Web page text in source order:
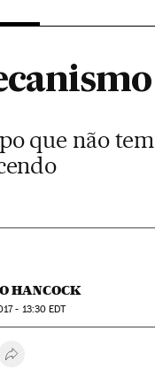
que não
HANCOCK
- 13:30 EDT
Whatsapp
en Facebook
en Twitter
Desplegar Redes